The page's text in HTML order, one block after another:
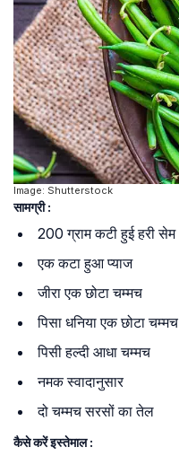
Image: Shutterstock
सामग्री :
200 ग्राम कटी हुई हरी सेम
एक कटा हुआ प्याज
जीरा एक छोटा चम्मच
पिसा धनिया एक छोटा चम्मच
पिसी हल्दी आधा चम्मच
नमक स्वादानुसार
दो चम्मच सरसों का तेल
कैसे करें इस्तेमाल :